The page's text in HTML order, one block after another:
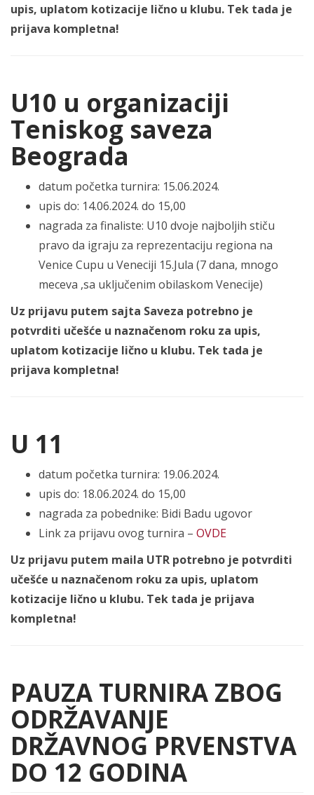
upis, uplatom kotizacije lično u klubu. Tek tada je
prijava kompletna!
U10 u organizaciji
Teniskog saveza
Beograda
datum početka turnira: 15.06.2024.
upis do: 14.06.2024. do 15,00
nagrada za finaliste: U10 dvoje najboljih stiču
pravo da igraju za reprezentaciju regiona na
Venice Cupu u Veneciji 15.Jula (7 dana, mnogo
meceva ,sa uključenim obilaskom Venecije)
Uz prijavu putem sajta Saveza potrebno je
potvrditi učešće u naznačenom roku za upis,
uplatom kotizacije lično u klubu. Tek tada je
prijava kompletna!
U 11
datum početka turnira: 19.06.2024.
upis do: 18.06.2024. do 15,00
nagrada za pobednike: Bidi Badu ugovor
Link za prijavu ovog turnira – OVDE
Uz prijavu putem maila UTR potrebno je potvrditi
učešće u naznačenom roku za upis, uplatom
kotizacije lično u klubu. Tek tada je prijava
kompletna!
PAUZA TURNIRA ZBOG
ODRŽAVANJE
DRŽAVNOG PRVENSTVA
DO 12 GODINA